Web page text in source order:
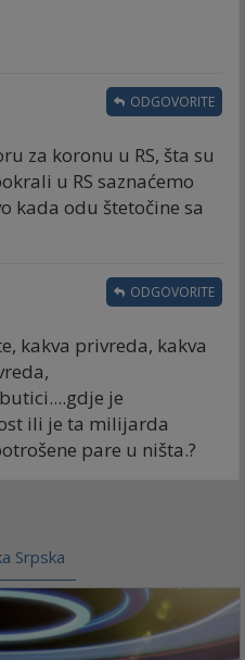
za koronu u RS, šta su
u RS saznaćemo
kada odu štetočine sa
ODGOVORITE
kakva privreda, kakva
je
ili je ta milijarda
pare u ništa.?
ODGOVORITE
Srpska